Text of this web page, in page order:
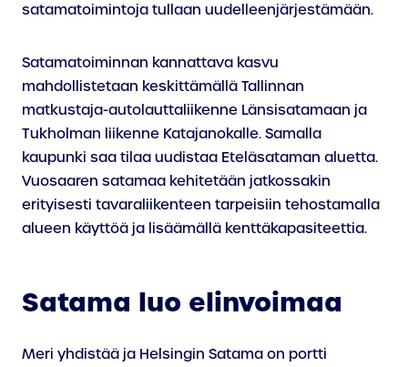
satamatoimintoja tullaan uudelleenjärjestämään.
Satamatoiminnan kannattava kasvu
mahdollistetaan keskittämällä Tallinnan
matkustaja-autolauttaliikenne Länsisatamaan ja
Tukholman liikenne Katajanokalle. Samalla
kaupunki saa tilaa uudistaa Eteläsataman aluetta.
Vuosaaren satamaa kehitetään jatkossakin
erityisesti tavaraliikenteen tarpeisiin tehostamalla
alueen käyttöä ja lisäämällä kenttäkapasiteettia.
Satama luo elinvoimaa
Meri yhdistää ja Helsingin Satama on portti